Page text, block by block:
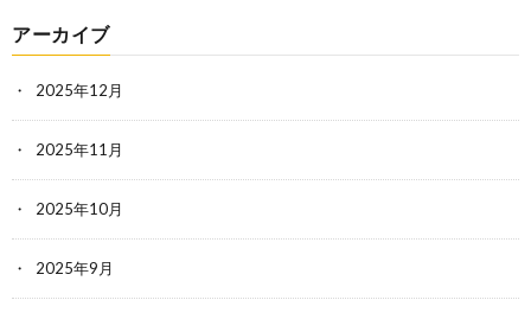
アーカイブ
2025年12月
2025年11月
2025年10月
2025年9月